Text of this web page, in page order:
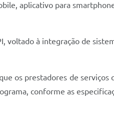
aplicativo para
voltado à integração de
os prestadores de serviços
conforme as